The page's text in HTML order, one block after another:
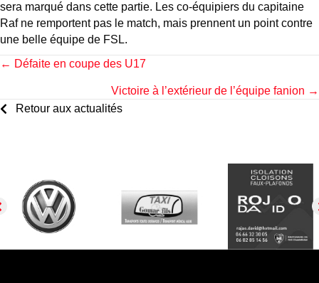
sera marqué dans cette partie. Les co-équipiers du capitaine
Raf ne remportent pas le match, mais prennent un point contre
une belle équipe de FSL.
Posts
navigation
← Défaite en coupe des U17
Victoire à l’extérieur de l’équipe fanion →
Retour aux actualités